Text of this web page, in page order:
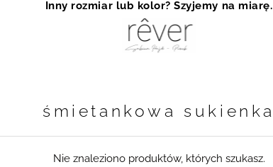
śmietankowa sukienka
Nie znaleziono produktów, których szukasz.
Inny rozmiar lub kolor? Szyjemy na miarę.